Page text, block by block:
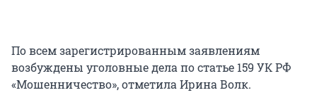
По всем зарегистрированным заявлениям
возбуждены уголовные дела по статье 159 УК РФ
«Мошенничество», отметила Ирина Волк.